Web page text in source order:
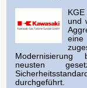
und
Modernisierung
neusten
durchgeführt.